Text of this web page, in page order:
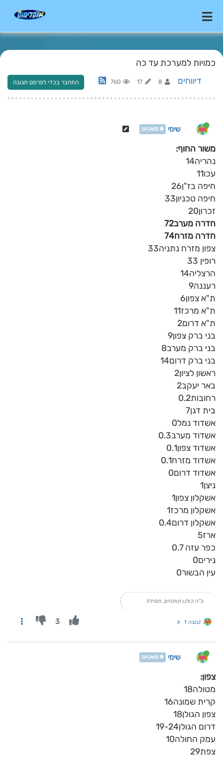
כמויות למערכת עד כה
דיווחים 8
17
760 התחבר בכדי לפרסם תגובה
שימי ❄️ משקיען
משור החוף:
נהריה14
עכו11
חיפה בז"ן26
חיפה טכניון33
זכרון20
חדרה מערב72
חדרה מזרח74
צפון מזרח נתניה33
רופין 33
הרצליה14
רעננה9
ת"א צפון6
ת"א מרכז11
ת"א דרום2
בני ברק צפון9
בני ברק מערב8
בני ברק דרום14
ראשון לציון2
באר יעקב2
רחובות0.2
בית דגן7
אשדוד נמל0
אשדוד מערב0.3
אשדוד צפון0.1
אשדוד מזרח0.1
אשדוד דרום0
ניצן1
אשקלון צפון1
אשקלון מרכז1
אשקלון דרום0.4
ארז5
כפר עזה 0.7
נירים0
עין הבשור0
ב"ה כולנו תותחים, תמיד!!
תגובה 1 3
שימי ❄️ משקיען
צפון:
מטולה18
קרית שמונה16
צפון הגולן18
דרום הגולן19-24
עמק החולה10
צפת29